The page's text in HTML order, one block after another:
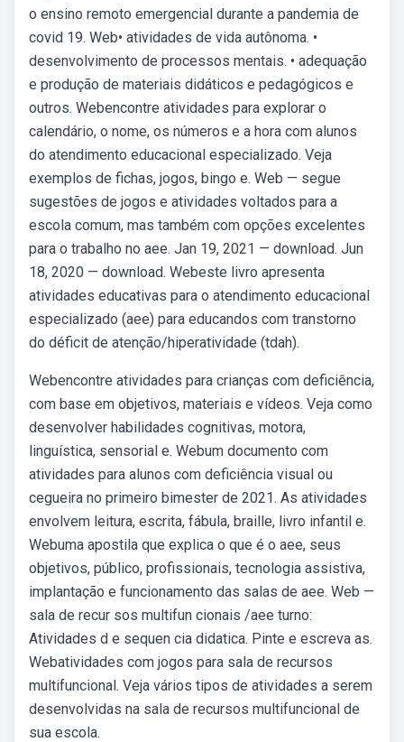
o ensino remoto emergencial durante a pandemia de
covid 19. Web• atividades de vida autônoma. •
desenvolvimento de processos mentais. • adequação
e produção de materiais didáticos e pedagógicos e
outros. Webencontre atividades para explorar o
calendário, o nome, os números e a hora com alunos
do atendimento educacional especializado. Veja
exemplos de fichas, jogos, bingo e. Web — segue
sugestões de jogos e atividades voltados para a
escola comum, mas também com opções excelentes
para o trabalho no aee. Jan 19, 2021 — download. Jun
18, 2020 — download. Webeste livro apresenta
atividades educativas para o atendimento educacional
especializado (aee) para educandos com transtorno
do déficit de atenção/hiperatividade (tdah).
Webencontre atividades para crianças com deficiência,
com base em objetivos, materiais e vídeos. Veja como
desenvolver habilidades cognitivas, motora,
linguística, sensorial e. Webum documento com
atividades para alunos com deficiência visual ou
cegueira no primeiro bimester de 2021. As atividades
envolvem leitura, escrita, fábula, braille, livro infantil e.
Webuma apostila que explica o que é o aee, seus
objetivos, público, profissionais, tecnologia assistiva,
implantação e funcionamento das salas de aee. Web —
sala de recur sos multifun cionais /aee turno:
Atividades d e sequen cia didatica. Pinte e escreva as.
Webatividades com jogos para sala de recursos
multifuncional. Veja vários tipos de atividades a serem
desenvolvidas na sala de recursos multifuncional de
sua escola.